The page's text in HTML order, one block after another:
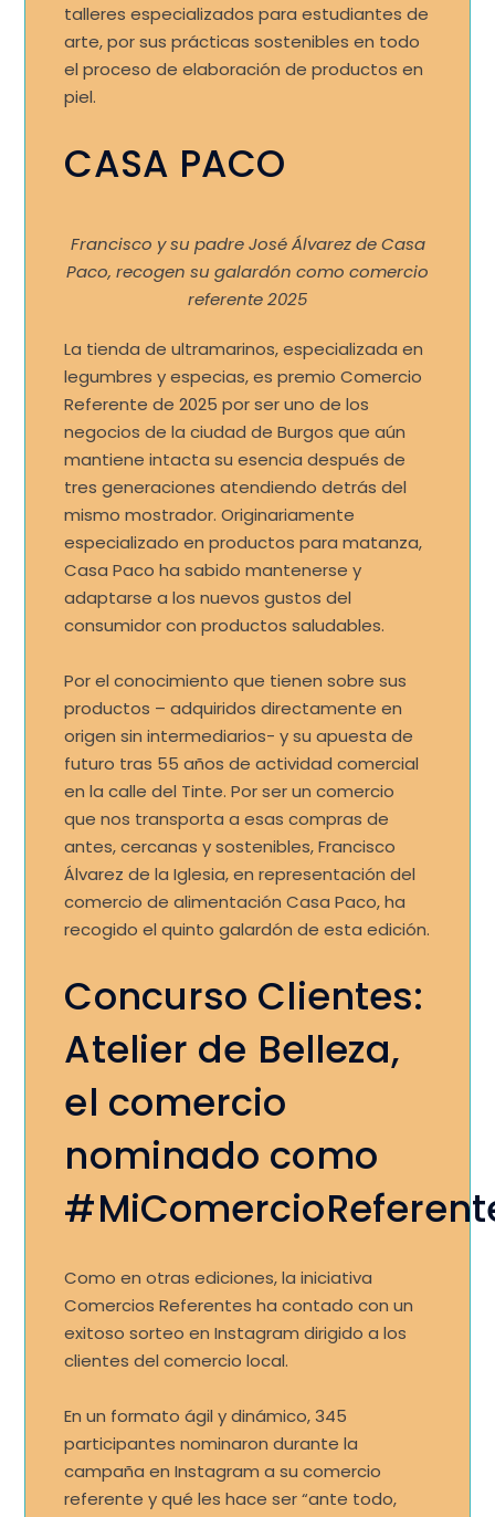
talleres especializados para estudiantes de
arte, por sus prácticas sostenibles en todo
el proceso de elaboración de productos en
piel.
CASA PACO
Francisco y su padre José Álvarez de Casa
Paco, recogen su galardón como comercio
referente 2025
La tienda de ultramarinos, especializada en
legumbres y especias, es premio Comercio
Referente de 2025 por ser uno de los
negocios de la ciudad de Burgos que aún
mantiene intacta su esencia después de
tres generaciones atendiendo detrás del
mismo mostrador. Originariamente
especializado en productos para matanza,
Casa Paco ha sabido mantenerse y
adaptarse a los nuevos gustos del
consumidor con productos saludables.
Por el conocimiento que tienen sobre sus
productos – adquiridos directamente en
origen sin intermediarios- y su apuesta de
futuro tras 55 años de actividad comercial
en la calle del Tinte. Por ser un comercio
que nos transporta a esas compras de
antes, cercanas y sostenibles, Francisco
Álvarez de la Iglesia, en representación del
comercio de alimentación Casa Paco, ha
recogido el quinto galardón de esta edición.
Concurso Clientes:
Atelier de Belleza,
el comercio
nominado como
Como en otras ediciones, la iniciativa
Comercios Referentes ha contado con un
exitoso sorteo en Instagram dirigido a los
clientes del comercio local.
En un formato ágil y dinámico, 345
participantes nominaron durante la
campaña en Instagram a su comercio
referente y qué les hace ser “ante todo,